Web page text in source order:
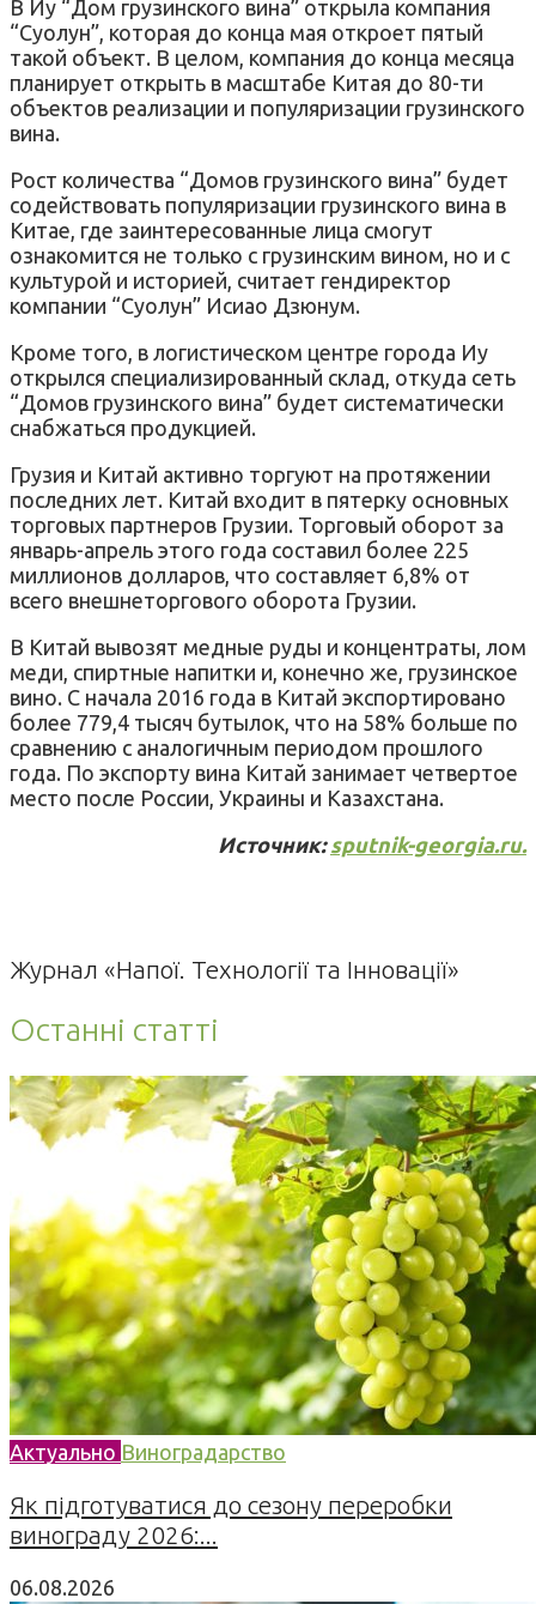
В Иу “Дом грузинского вина” открыла компания
“Суолун”, которая до конца мая откроет пятый
такой объект. В целом, компания до конца месяца
планирует открыть в масштабе Китая до 80-ти
объектов реализации и популяризации грузинского
вина.
Рост количества “Домов грузинского вина” будет
содействовать популяризации грузинского вина в
Китае, где заинтересованные лица смогут
ознакомится не только с грузинским вином, но и с
культурой и историей, считает гендиректор
компании “Суолун” Исиао Дзюнум.
Кроме того, в логистическом центре города Иу
открылся специализированный склад, откуда сеть
“Домов грузинского вина” будет систематически
снабжаться продукцией.
Грузия и Китай активно торгуют на протяжении
последних лет. Китай входит в пятерку основных
торговых партнеров Грузии. Торговый оборот за
январь-апрель этого года составил более 225
миллионов долларов, что составляет 6,8% от
всего внешнеторгового оборота Грузии.
В Китай вывозят медные руды и концентраты, лом
меди, спиртные напитки и, конечно же, грузинское
вино. С начала 2016 года в Китай экспортировано
более 779,4 тысяч бутылок, что на 58% больше по
сравнению с аналогичным периодом прошлого
года. По экспорту вина Китай занимает четвертое
место после России, Украины и Казахстана.
Источник:sputnik-georgia.ru.
Журнал «Напої. Технології та Інновації»
Останні статті
Актуально Виноградарство
Як підготуватися до сезону переробки
винограду 2026:...
06.08.2026